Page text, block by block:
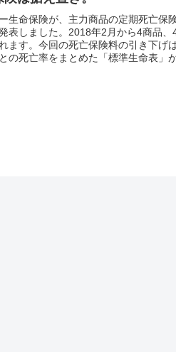
生命保険が、主力商品の定期死亡保
表しました。2018年2月から4商品
ます。今回の死亡保険料の引き下げ
の死亡率をまとめた「標準生命表」が